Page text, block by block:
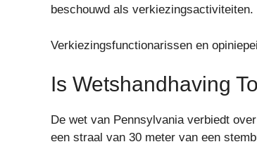
beschouwd als verkiezingsactiviteiten.
Verkiezingsfunctionarissen en
Is Wetshandhaving
De wet van Pennsylvania verbiedt
een straal van 30 meter van een